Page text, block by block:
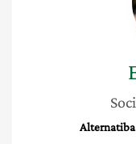
Alternatiba